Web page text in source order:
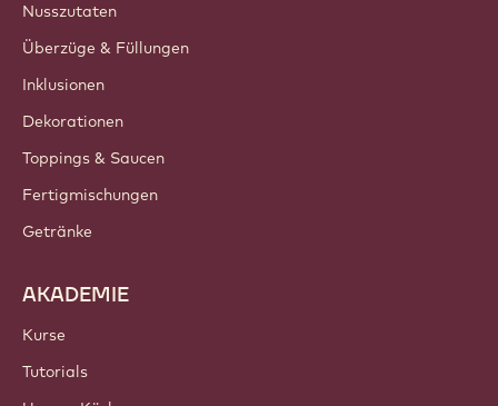
Nusszutaten
Überzüge & Füllungen
Inklusionen
Dekorationen
Toppings & Saucen
Fertigmischungen
Getränke
AKADEMIE
Kurse
Tutorials